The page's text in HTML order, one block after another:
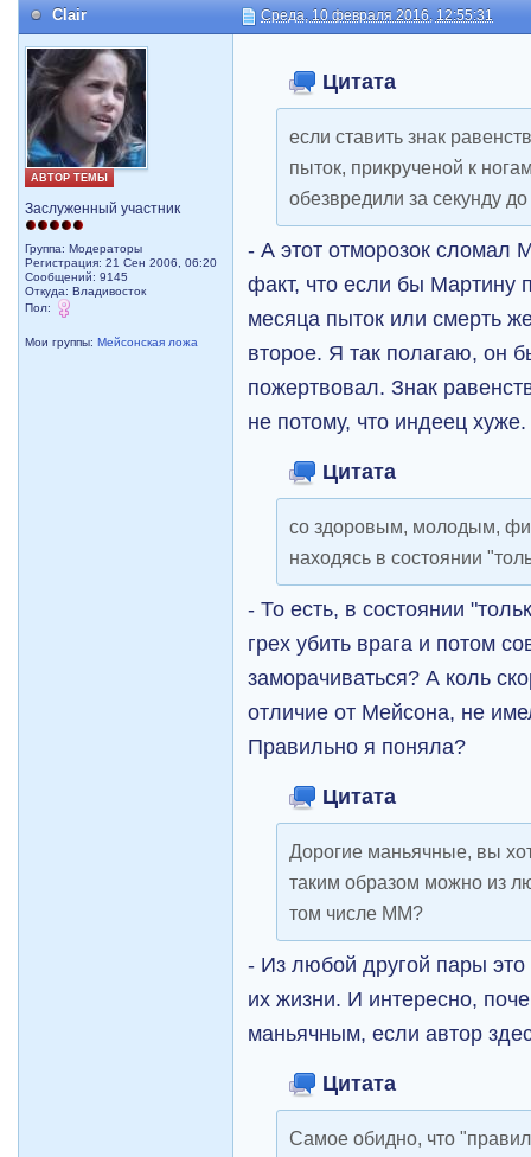
Clair Среда, 10 февраля 2016, 12:55:31
АВТОР ТЕМЫ
Заслуженный участник
Группа: Модераторы
Регистрация: 21 Сен 2006, 06:20
Сообщений: 9145
Откуда: Владивосток
Пол:
Мои группы:Мейсонская ложа
Цитата
если ставить знак
пыток, прикрученой к
обезвредили за секунду
- А этот отморозок сломал
факт, что если бы
месяца пыток или смерть
второе. Я так полагаю, он
пожертвовал. Знак
не потому, что индеец хуже.
Цитата
со здоровым, молодым,
находясь в состоянии
- То есть, в состоянии
грех убить врага и потом
заморачиваться? А коль
отличие от Мейсона, не
Правильно я поняла?
Цитата
Дорогие маньячные, вы
таким образом можно из
том числе ММ?
- Из любой другой пары
их жизни. И интересно,
маньячным, если автор
Цитата
Самое обидно, что